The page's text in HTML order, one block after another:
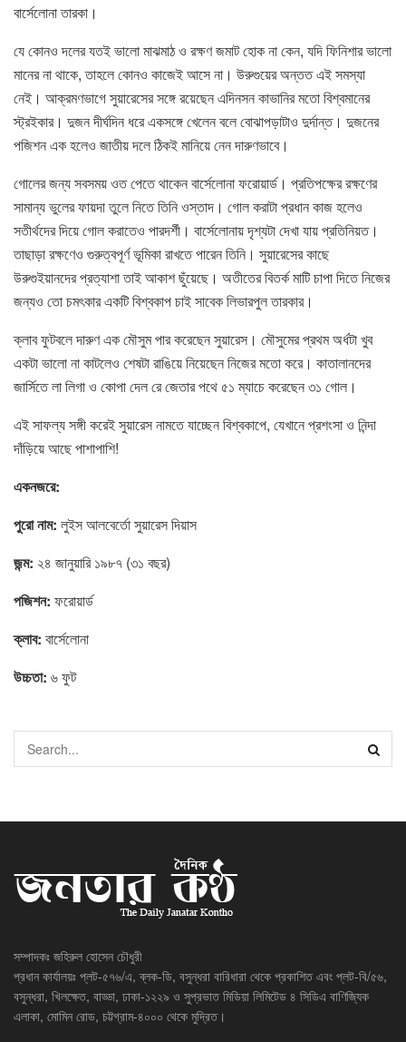
বার্সেলোনা তারকা।
যে কোনও দলের যতই ভালো মাঝমাঠ ও রক্ষণ জমাট হোক না কেন, যদি ফিনিশার ভালো
মানের না থাকে, তাহলে কোনও কাজেই আসে না। উরুগুয়ের অন্তত এই সমস্যা
নেই। আক্রমণভাগে সুয়ারেসের সঙ্গে রয়েছেন এদিনসন কাভানির মতো বিশ্বমানের
স্ট্রইকার। দুজন দীর্ঘদিন ধরে একসঙ্গে খেলেন বলে বোঝাপড়াটাও দুর্দান্ত। দুজনের
পজিশন এক হলেও জাতীয় দলে ঠিকই মানিয়ে নেন দারুণভাবে।
গোলের জন্য সবসময় ওত পেতে থাকেন বার্সেলোনা ফরোয়ার্ড। প্রতিপক্ষের রক্ষণের
সামান্য ভুলের ফায়দা তুলে নিতে তিনি ওস্তাদ। গোল করাটা প্রধান কাজ হলেও
সতীর্থদের দিয়ে গোল করাতেও পারদর্শী। বার্সেলোনায় দৃশ্যটা দেখা যায় প্রতিনিয়ত।
তাছাড়া রক্ষণেও গুরুত্বপূর্ণ ভূমিকা রাখতে পারেন তিনি। সুয়ারেসের কাছে
উরুগুইয়ানদের প্রত্যাশা তাই আকাশ ছুঁয়েছে। অতীতের বিতর্ক মাটি চাপা দিতে নিজের
জন্যও তো চমৎকার একটি বিশ্বকাপ চাই সাবেক লিভারপুল তারকার।
ক্লাব ফুটবলে দারুণ এক মৌসুম পার করেছেন সুয়ারেস। মৌসুমের প্রথম অর্ধটা খুব
একটা ভালো না কাটলেও শেষটা রাঙিয়ে নিয়েছেন নিজের মতো করে। কাতালানদের
জার্সিতে লা লিগা ও কোপা দেল রে জেতার পথে ৫১ ম্যাচে করেছেন ৩১ গোল।
এই সাফল্য সঙ্গী করেই সুয়ারেস নামতে যাচ্ছেন বিশ্বকাপে, যেখানে প্রশংসা ও নিন্দা
দাঁড়িয়ে আছে পাশাপাশি!
একনজরে:
পুরো নাম: লুইস আলবের্তো সুয়ারেস দিয়াস
জন্ম: ২৪ জানুয়ারি ১৯৮৭ (৩১ বছর)
পজিশন: ফরোয়ার্ড
ক্লাব: বার্সেলোনা
উচ্চতা: ৬ ফুট
সম্পাদকঃ জহিরুল হোসেন চৌধুরী
প্রধান কার্যালয়ঃ প্লট-৫৭৬/এ, ব্লক-ডি, বসুন্ধরা বারিধারা থেকে প্রকাশিত এবং প্লট-বি/৫৬,
বসুন্ধরা, খিলক্ষেত, বাড্ডা, ঢাকা-১২২৯ ও সুপ্রভাত মিডিয়া লিমিটেড ৪ সিডিএ বাণিজ্যিক
এলাকা, মোমিন রোড, চট্টগ্রাম-৪০০০ থেকে মুদ্রিত।